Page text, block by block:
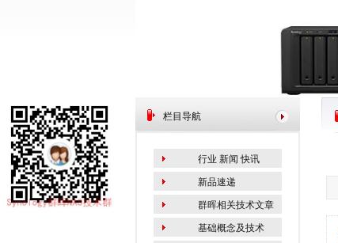
栏目导航
行业 新闻 快讯
新品速递
群晖相关技术文章
基础概念及技术